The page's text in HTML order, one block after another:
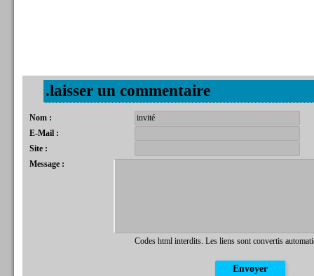
.laisser un commentaire
Nom :
E-Mail :
Site :
Message :
Codes html interdits. Les liens sont convertis